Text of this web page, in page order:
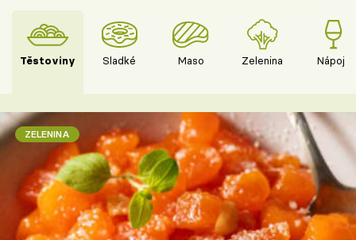
Těstoviny Sladké Maso Zelenina Nápoje
ZELENINA